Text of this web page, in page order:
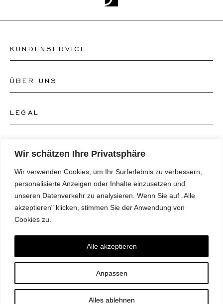
Wir schätzen Ihre Privatsphäre
Wir verwenden Cookies, um Ihr Surferlebnis zu verbessern,
personalisierte Anzeigen oder Inhalte einzusetzen und
unseren Datenverkehr zu analysieren. Wenn Sie auf „Alle
akzeptieren" klicken, stimmen Sie der Anwendung von
Cookies zu.
Anpassen
Alles ablehnen
Alle akzeptieren
KUNDENSERVICE
Kontakt Uhrengeschäft
ÜBER UNS
Über uns
Magazin
Presse
LEGAL
Datenschutzrichtlinie
Impressum
Barrierefreiheitserklärung
Einwilligungspräferenzen
Instagram
Facebook
SPRACHE
Deutsch
English
NEWSLETTER
ABONNIEREN